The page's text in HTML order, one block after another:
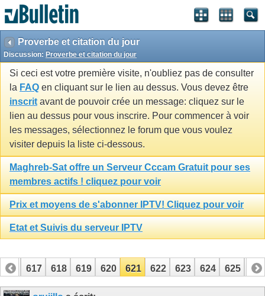
Proverbe et citation du jour
Discussion: Proverbe et citation du jour
Si ceci est votre première visite, n'oubliez pas de consulter
la FAQ en cliquant sur le lien au dessus. Vous devez être
inscrit avant de pouvoir crée un message: cliquez sur le
lien au dessus pour vous inscrire. Pour commencer à voir
les messages, sélectionnez le forum que vous voulez
visiter depuis la liste ci-dessous.
Maghreb-Sat offre un Serveur Cccam Gratuit pour ses
membres actifs ! cliquez pour voir
Prix et moyens de s'abonner IPTV! Cliquez pour voir
Etat et Suivis du serveur IPTV
616 617 618 619 620 621 622 623 624 625 626
636 637